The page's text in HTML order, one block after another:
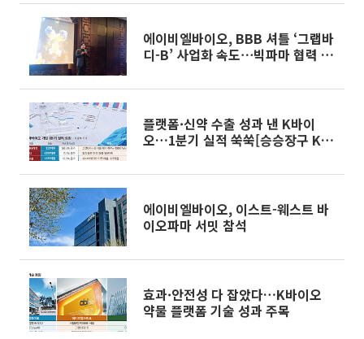
에이비엘바이오, BBB 셔틀 ‘그랩바
디-B’ 사업화 속도⋯빅파마 협력 확
플랫폼·신약 수출 성과 낸 K바이
오…1분기 실적 쑥쑥[승승장구 K바
에이비엘바이오, 이스트-웨스트 바
이오파마 서밋 참석
효과·안전성 다 잡았다…K바이오
약물 플랫폼 기술 성과 주목